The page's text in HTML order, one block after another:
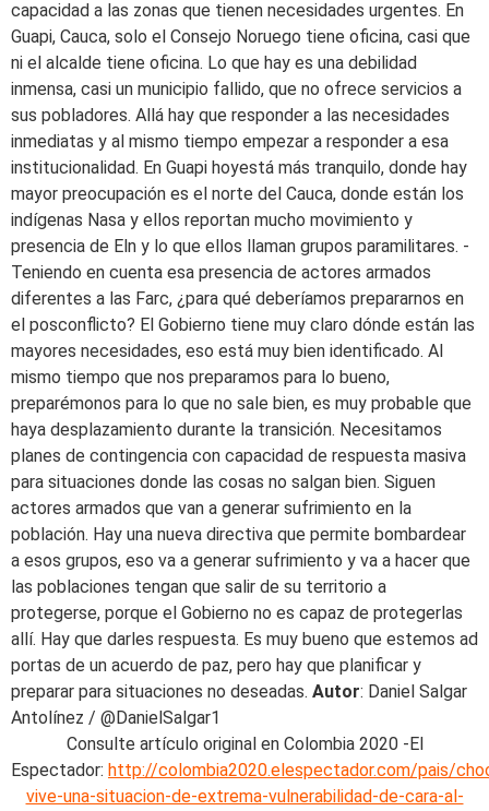
Autor: Daniel Salgar
Antolínez / @DanielSalgar1
Consulte artículo original en Colombia 2020 -El
Espectador: http://colombia2020.elespectador.com/pais/
vive-una-situacion-de-extrema-vulnerabilidad-de-cara-al-